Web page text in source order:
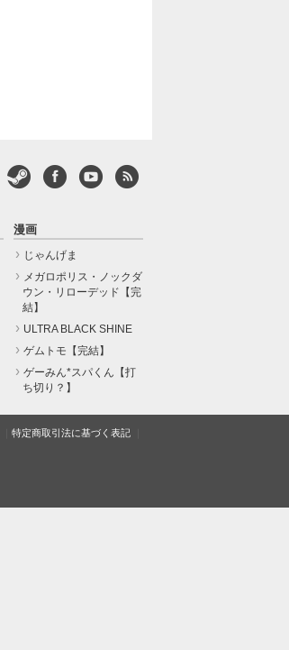
漫画
じゃんげま
メガロポリス・ノックダ
ウン・リローデッド【完
結】
ULTRA BLACK SHINE
ゲムトモ【完結】
ゲーみん*スパくん【打
ち切り？】
特定商取引法に基づく表記